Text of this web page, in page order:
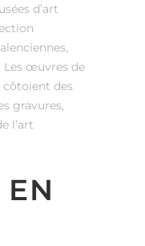
d’art
Les œuvres de
côtoient des
gravures,
l’art